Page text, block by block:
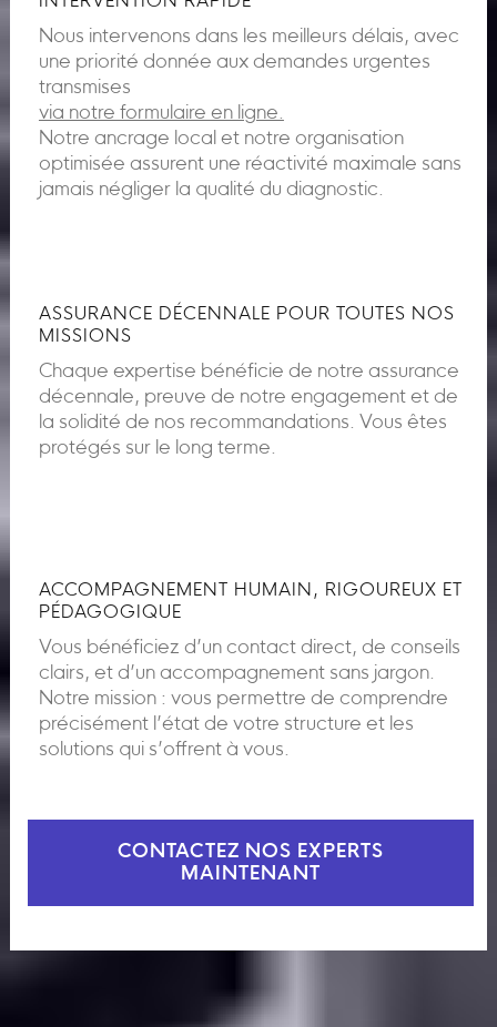
Nous intervenons dans les meilleurs délais, avec
une priorité donnée aux demandes urgentes
transmises
via notre formulaire en ligne.
Notre ancrage local et notre organisation
optimisée assurent une réactivité maximale sans
jamais négliger la qualité du diagnostic.
ASSURANCE DÉCENNALE POUR TOUTES NOS
MISSIONS
Chaque expertise bénéficie de notre assurance
décennale, preuve de notre engagement et de
la solidité de nos recommandations. Vous êtes
protégés sur le long terme.
ACCOMPAGNEMENT HUMAIN, RIGOUREUX ET
PÉDAGOGIQUE
Vous bénéficiez d’un contact direct, de conseils
clairs, et d’un accompagnement sans jargon.
Notre mission : vous permettre de comprendre
précisément l’état de votre structure et les
solutions qui s’offrent à vous.
CONTACTEZ NOS EXPERTS
MAINTENANT